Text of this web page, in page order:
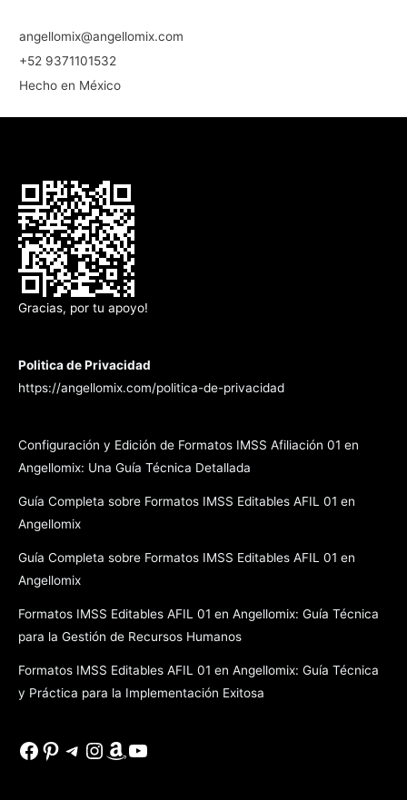
angellomix@angellomix.com
+52 9371101532
Hecho en México
Gracias, por tu apoyo!
Politica de Privacidad
https://angellomix.com/politica-de-privacidad
Configuración y Edición de Formatos IMSS Afiliación 01 en
Angellomix: Una Guía Técnica Detallada
Guía Completa sobre Formatos IMSS Editables AFIL 01 en
Angellomix
Guía Completa sobre Formatos IMSS Editables AFIL 01 en
Angellomix
Formatos IMSS Editables AFIL 01 en Angellomix: Guía Técnica
para la Gestión de Recursos Humanos
Formatos IMSS Editables AFIL 01 en Angellomix: Guía Técnica
y Práctica para la Implementación Exitosa
Facebook
Pinterest
Telegram
Instagram
Amazon
YouTube